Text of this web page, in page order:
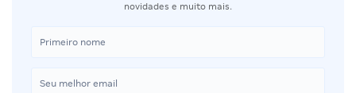
novidades e muito mais.